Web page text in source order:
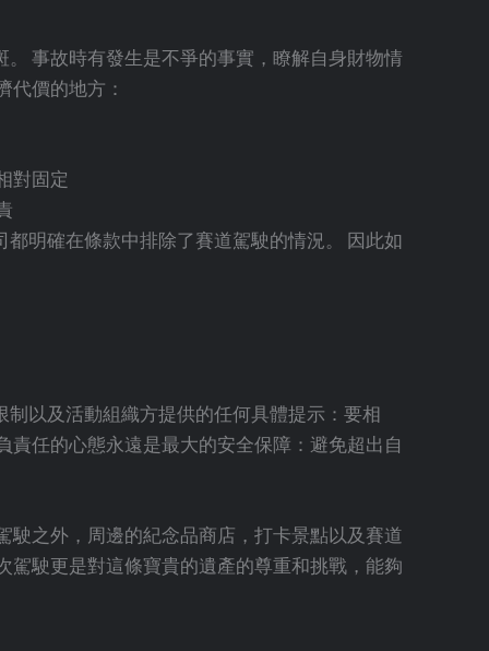
事故時有發生是不爭的事實，瞭解自身財物情
代價的地方：
對固定
明確在條款中排除了賽道駕駛的情況。 因此如
以及活動組織方提供的任何具體提示：要相
任的心態永遠是最大的安全保障：避免超出自
駛之外，周邊的紀念品商店，打卡景點以及賽道
駛更是對這條寶貴的遺產的尊重和挑戰，能夠